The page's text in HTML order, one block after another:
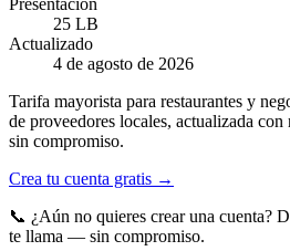
25 LB
Actualizado
4 de agosto de 2026
Tarifa mayorista para restaurantes y
de proveedores locales, actualizada
sin compromiso.
Crea tu cuenta gratis →
📞 ¿Aún no quieres crear una cuenta?
te llama — sin compromiso.